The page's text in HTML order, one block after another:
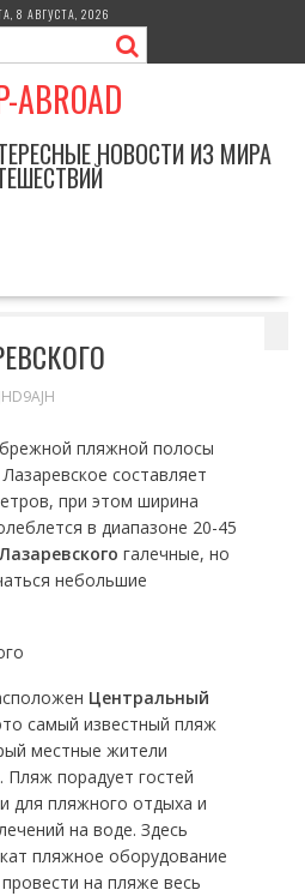
8 АВГУСТА, 2026
ABROAD
НОВОСТИ ИЗ МИРА
пляжной полосы
составляет
при этом ширина
в диапазоне 20-45
галечные, но
небольшие
Центральный
самый известный пляж
местные жители
порадует гостей
для пляжного отдыха и
на воде. Здесь
пляжное оборудование
на пляже весь